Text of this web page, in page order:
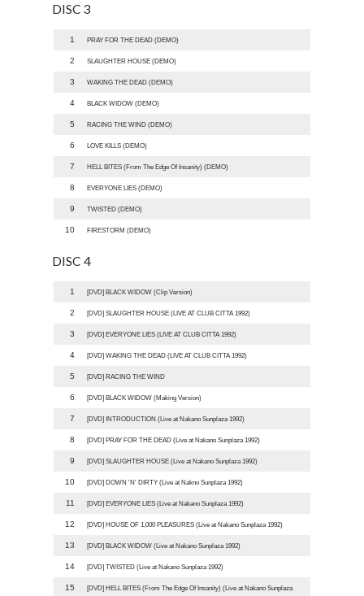
DISC 3
1 PRAY FOR THE DEAD (DEMO)
2 SLAUGHTER HOUSE (DEMO)
3 WAKING THE DEAD (DEMO)
4 BLACK WIDOW (DEMO)
5 RACING THE WIND (DEMO)
6 LOVE KILLS (DEMO)
7 HELL BITES (From The Edge Of Insanity) (DEMO)
8 EVERYONE LIES (DEMO)
9 TWISTED (DEMO)
10 FIRESTORM (DEMO)
DISC 4
1 [DVD] BLACK WIDOW (Clip Version)
2 [DVD] SLAUGHTER HOUSE (LIVE AT CLUB CITTA 1992)
3 [DVD] EVERYONE LIES (LIVE AT CLUB CITTA 1992)
4 [DVD] WAKING THE DEAD (LIVE AT CLUB CITTA 1992)
5 [DVD] RACING THE WIND
6 [DVD] BLACK WIDOW (Making Version)
7 [DVD] INTRODUCTION (Live at Nakano Sunplaza 1992)
8 [DVD] PRAY FOR THE DEAD (Live at Nakano Sunplaza 1992)
9 [DVD] SLAUGHTER HOUSE (Live at Nakano Sunplaza 1992)
10 [DVD] DOWN 'N' DIRTY (Live at Nakno Sunplaza 1992)
11 [DVD] EVERYONE LIES (Live at Nakano Sunplaza 1992)
12 [DVD] HOUSE OF 1,000 PLEASURES (Live at Nakano Sunplaza 1992)
13 [DVD] BLACK WIDOW (Live at Nakano Sunplaza 1992)
14 [DVD] TWISTED (Live at Nakano Sunplaza 1992)
15
[DVD] HELL BITES (From The Edge Of Insanity) (Live at Nakano Sunplaza